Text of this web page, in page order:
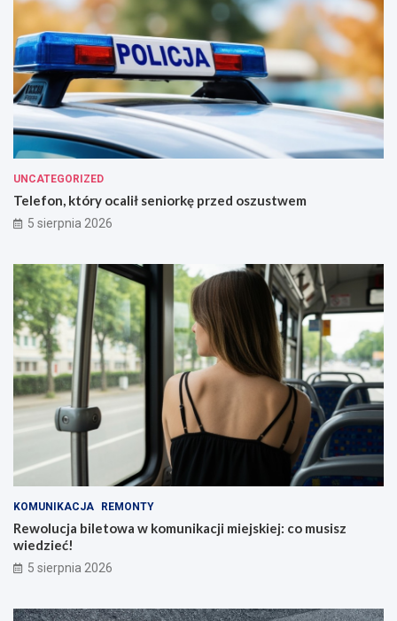
UNCATEGORIZED
Telefon, który ocalił seniorkę przed oszustwem
5 sierpnia 2026
KOMUNIKACJA REMONTY
Rewolucja biletowa w komunikacji miejskiej: co musisz
wiedzieć!
5 sierpnia 2026